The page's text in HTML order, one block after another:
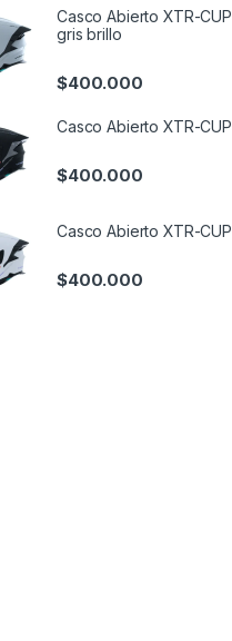
Casco Abierto XTR-CUP
gris brillo
$400.000
Casco Abierto XTR-CUP
$400.000
Casco Abierto XTR-CUP
$400.000